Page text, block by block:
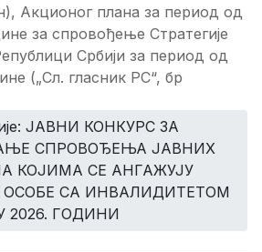
Акционог плана за период од
за спровођење Стратегије
Србији за период од
(„Сл. гласник РС“, бр
ЈАВНИ КОНКУРС ЗА
СПРОВОЂЕЊА ЈАВНИХ
КОЈИМА СЕ АНГАЖУЈУ
ОСОБЕ СА ИНВАЛИДИТЕТОМ
2026. ГОДИНИ